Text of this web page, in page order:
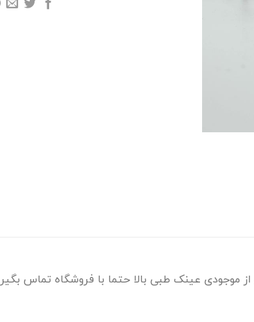
موجودی عینک طبی بالا حتما با فروشگاه تماس